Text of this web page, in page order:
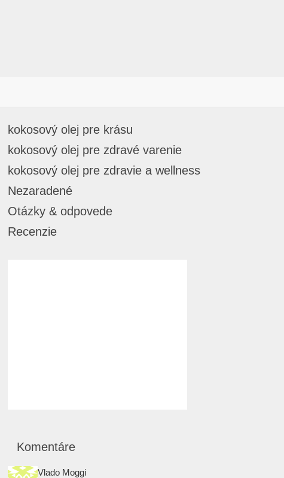
kokosový olej pre krásu
kokosový olej pre zdravé varenie
kokosový olej pre zdravie a wellness
Nezaradené
Otázky & odpovede
Recenzie
Komentáre
Vlado Moggi